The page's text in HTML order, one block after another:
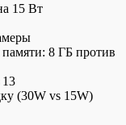
15 Вт
8 ГБ против
(30W vs 15W)